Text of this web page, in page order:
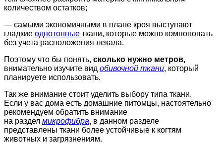
количеством остатков;
— самыми экономичными в плане кроя выступают
гладкие однотонные ткани, которые можно компоновать
без учета расположения лекала.
Поэтому что бы понять, сколько нужно метров,
внимательно изучите вид обивочной ткани, который
планируете использовать.
Так же внимание стоит уделить выбору типа ткани.
Если у вас дома есть домашние питомцы, настоятельно
рекомендуем обратить внимание
на раздел микрофибра, в данном разделе
представлены ткани более устойчивые к когтям
животных и загрязнениям.